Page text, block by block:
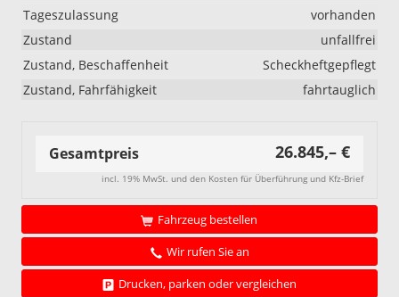
Tageszulassung
vorhanden
Zustand
unfallfrei
Zustand, Beschaffenheit
Scheckheftgepflegt
Zustand, Fahrfähigkeit
fahrtauglich
Gesamtpreis 26.845,– €
incl. 19% MwSt. und den Kosten für Überführung und Kfz-Brief
Fahrzeug bestellen
Wir rufen Sie an
Drucken, parken oder vergleichen